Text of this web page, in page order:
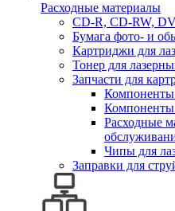
Расходные материалы
CD-R, CD-RW,
Бумага фото- и
Картриджи для
Тонер для
Запчасти для
Компоненты
Расходные
Чипы для
Заправки для